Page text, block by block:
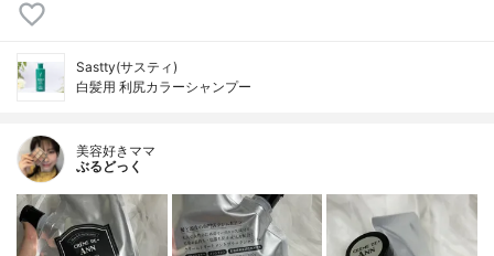
Sastty(サスティ)
白髪用 利尻カラーシャンプー
美容好きママ
ぶるどっく